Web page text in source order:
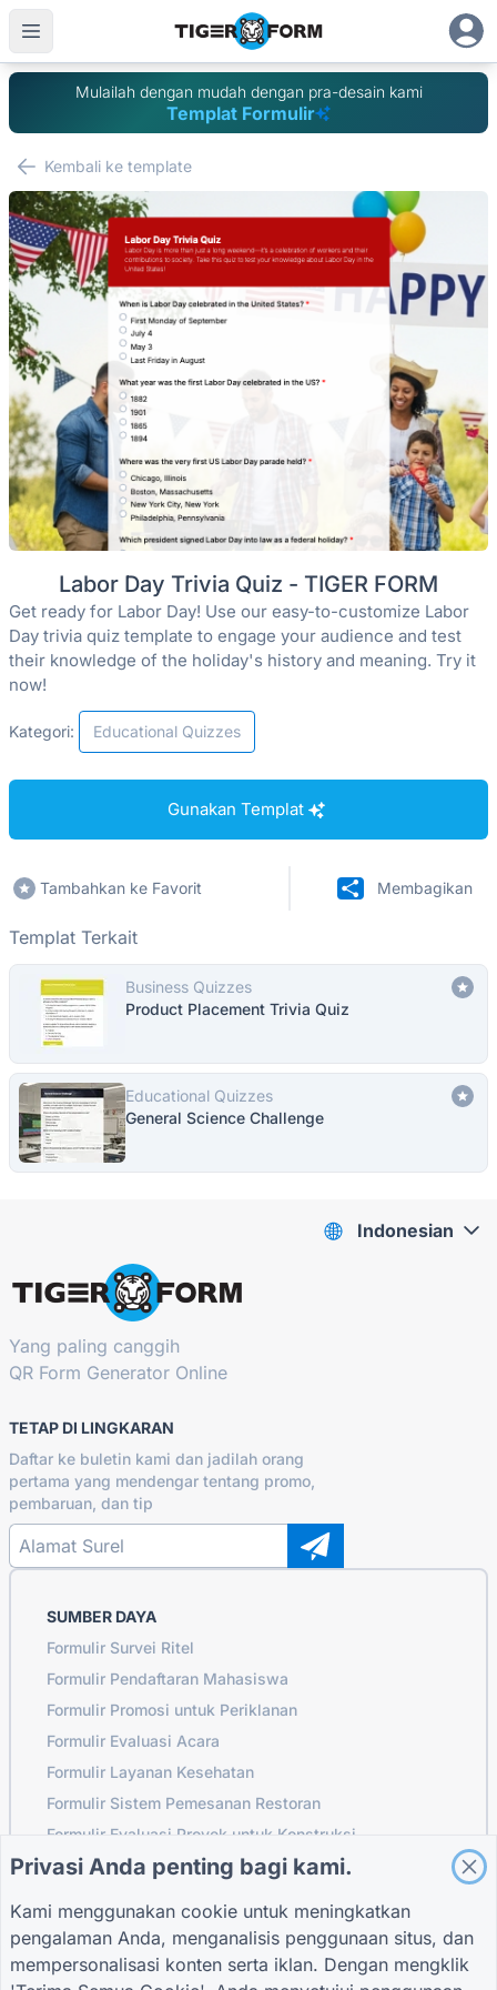
Mulailah dengan mudah dengan pra-desain kami
Templat Formulir
Kembali ke template
Labor Day Trivia Quiz - TIGER FORM
Get ready for Labor Day! Use our easy-to-customize Labor
Day trivia quiz template to engage your audience and test
their knowledge of the holiday's history and meaning. Try it
now!
Kategori: Educational Quizzes
Gunakan Templat
Tambahkan ke Favorit Membagikan
Templat Terkait
Business Quizzes
Product Placement Trivia Quiz
Educational Quizzes
General Science Challenge
Yang paling canggih
QR Form Generator Online
TETAP DI LINGKARAN
Daftar ke buletin kami dan jadilah orang
pertama yang mendengar tentang promo,
pembaruan, dan tip
SUMBER DAYA
Formulir Survei Ritel
Formulir Pendaftaran Mahasiswa
Formulir Promosi untuk Periklanan
Formulir Evaluasi Acara
Formulir Layanan Kesehatan
Formulir Sistem Pemesanan Restoran
Formulir Evaluasi Proyek untuk Konstruksi
Formulir Evaluasi Pemasok untuk Logistik
Formulir Keterlibatan Pelanggan
Indonesian
Privasi Anda penting bagi kami.
Kami menggunakan cookie untuk meningkatkan
pengalaman Anda, menganalisis penggunaan situs, dan
mempersonalisasi konten serta iklan. Dengan mengklik